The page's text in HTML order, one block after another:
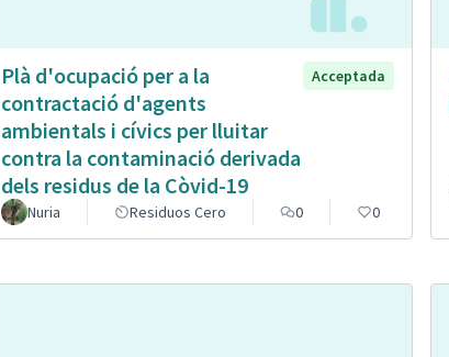
Plà d'ocupació per a la
contractació d'agents
ambientals i cívics per lluitar
contra la contaminació derivada
dels residus de la Còvid-19
Acceptada
Nuria Residuos Cero 0 0